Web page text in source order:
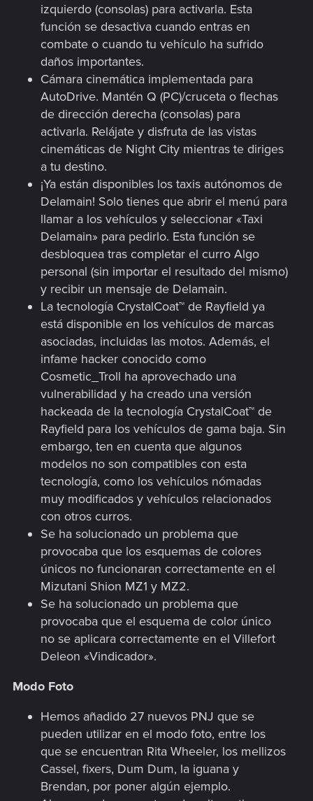
izquierdo (consolas) para activarla. Esta
función se desactiva cuando entras en
combate o cuando tu vehículo ha sufrido
daños importantes.
Cámara cinemática implementada para
AutoDrive. Mantén Q (PC)/cruceta o flechas
de dirección derecha (consolas) para
activarla. Relájate y disfruta de las vistas
cinemáticas de Night City mientras te diriges
a tu destino.
¡Ya están disponibles los taxis autónomos de
Delamain! Solo tienes que abrir el menú para
llamar a los vehículos y seleccionar «Taxi
Delamain» para pedirlo. Esta función se
desbloquea tras completar el curro Algo
personal (sin importar el resultado del mismo)
y recibir un mensaje de Delamain.
La tecnología CrystalCoat™ de Rayfield ya
está disponible en los vehículos de marcas
asociadas, incluidas las motos. Además, el
infame hacker conocido como
Cosmetic_Troll ha aprovechado una
vulnerabilidad y ha creado una versión
hackeada de la tecnología CrystalCoat™ de
Rayfield para los vehículos de gama baja. Sin
embargo, ten en cuenta que algunos
modelos no son compatibles con esta
tecnología, como los vehículos nómadas
muy modificados y vehículos relacionados
con otros curros.
Se ha solucionado un problema que
provocaba que los esquemas de colores
únicos no funcionaran correctamente en el
Mizutani Shion MZ1 y MZ2.
Se ha solucionado un problema que
provocaba que el esquema de color único
no se aplicara correctamente en el Villefort
Deleon «Vindicador».
Modo Foto
Hemos añadido 27 nuevos PNJ que se
pueden utilizar en el modo foto, entre los
que se encuentran Rita Wheeler, los mellizos
Cassel, fixers, Dum Dum, la iguana y
Brendan, por poner algún ejemplo.